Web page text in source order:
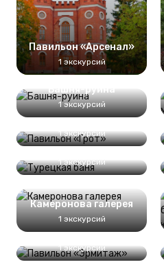
Павильон «Арсенал»
1 экскурсий
Башня-руина
1 экскурсий
Павильон «Грот»
1 экскурсий
Турецкая баня
1 экскурсий
Камеронова галерея
1 экскурсий
Павильон «Эрмитаж»
1 экскурсий